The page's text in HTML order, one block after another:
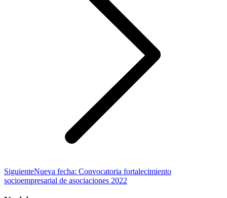
SiguientePublicación
siguiente:
Nueva fecha: Convocatoria fortalecimiento
socioempresarial de asociaciones 2022